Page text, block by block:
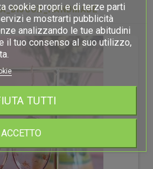
cookie propri e di terze parti
e mostrarti pubblicità
analizzando le tue abitudini
il tuo consenso al suo utilizzo,
TUTTI
ACCETTO